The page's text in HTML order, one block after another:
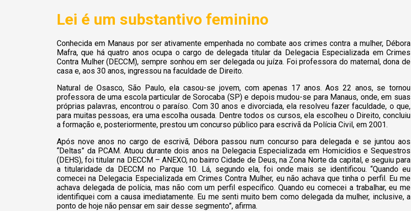
Lei é um substantivo feminino
Conhecida em Manaus por ser ativamente empenhada no combate aos crimes contra a mulher, Débora
Mafra, que há quatro anos ocupa o cargo de delegada titular da Delegacia Especializada em Crimes
Contra Mulher (DECCM), sempre sonhou em ser delegada ou juíza. Foi professora do maternal, dona de
casa e, aos 30 anos, ingressou na faculdade de Direito.
Natural de Osasco, São Paulo, ela casou-se jovem, com apenas 17 anos. Aos 22 anos, se tornou
professora de uma escola particular de Sorocaba (SP) e depois mudou-se para Manaus, onde, em suas
próprias palavras, encontrou o paraíso. Com 30 anos e divorciada, ela resolveu fazer faculdade, o que,
para muitas pessoas, era uma escolha ousada. Dentre todos os cursos, ela escolheu o Direito, concluiu
a formação e, posteriormente, prestou um concurso público para escrivã da Polícia Civil, em 2001.
Após nove anos no cargo de escrivã, Débora passou num concurso para delegada e se juntou aos
“Deltas” da PCAM. Atuou durante dois anos na Delegacia Especializada em Homicídios e Sequestros
(DEHS), foi titular na DECCM – ANEXO, no bairro Cidade de Deus, na Zona Norte da capital, e seguiu para
a titularidade da DECCM no Parque 10. Lá, segundo ela, foi onde mais se identificou. “Quando eu
comecei na Delegacia Especializada em Crimes Contra Mulher, eu não achava que tinha o perfil. Eu me
achava delegada de polícia, mas não com um perfil específico. Quando eu comecei a trabalhar, eu me
identifiquei com a causa imediatamente. Eu me senti muito bem como delegada da mulher, inclusive, a
ponto de hoje não pensar em sair desse segmento”, afirma.